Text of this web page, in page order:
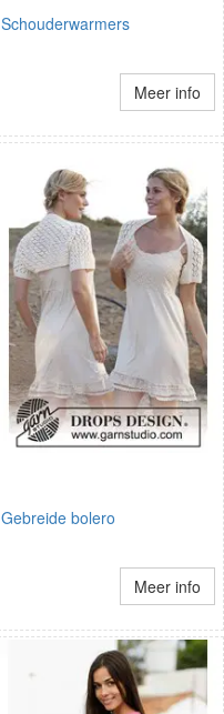
Schouderwarmers
Meer info
Gebreide bolero
Meer info